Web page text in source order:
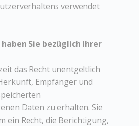
verwendet
haben Sie bezüglich Ihrer
das Recht unentgeltlich
Empfänger und
Daten zu erhalten. Sie
ein Recht, die Berichtigung,